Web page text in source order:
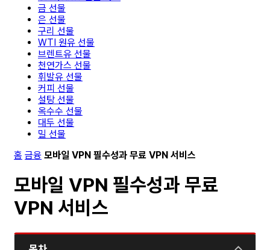
금 선물
은 선물
구리 선물
WTI 원유 선물
브렌트유 선물
천연가스 선물
휘발유 선물
커피 선물
설탕 선물
옥수수 선물
대두 선물
밀 선물
홈 금융 모바일 VPN 필수성과 무료 VPN 서비스
모바일 VPN 필수성과 무료
VPN 서비스